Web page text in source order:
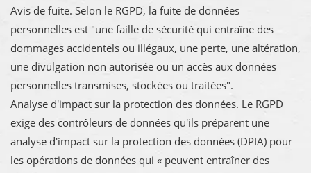
Avis de fuite. Selon le RGPD, la fuite de données
personnelles est "une faille de sécurité qui entraîne des
dommages accidentels ou illégaux, une perte, une altération,
une divulgation non autorisée ou un accès aux données
personnelles transmises, stockées ou traitées".
Analyse d'impact sur la protection des données. Le RGPD
exige des contrôleurs de données qu'ils préparent une
analyse d'impact sur la protection des données (DPIA) pour
les opérations de données qui « peuvent entraîner des